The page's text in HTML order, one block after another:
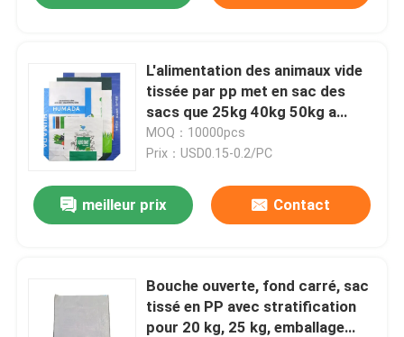
L'alimentation des animaux vide
tissée par pp met en sac des
sacs que 25kg 40kg 50kg a
adaptés aux besoins du client
MOQ：10000pcs
Prix：USD0.15-0.2/PC
meilleur prix Contact
Bouche ouverte, fond carré, sac
tissé en PP avec stratification
pour 20 kg, 25 kg, emballage